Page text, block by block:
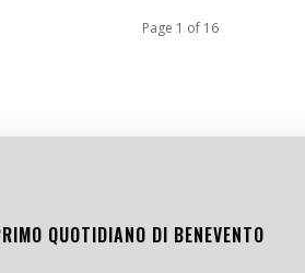
Page 1 of 16
QUOTIDIANO DI BENEVENTO